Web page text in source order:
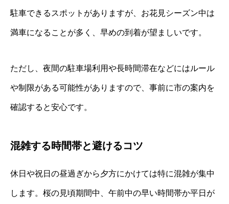
駐車できるスポットがありますが、お花見シーズン中は
満車になることが多く、早めの到着が望ましいです。
ただし、夜間の駐車場利用や長時間滞在などにはルール
や制限がある可能性がありますので、事前に市の案内を
確認すると安心です。
混雑する時間帯と避けるコツ
休日や祝日の昼過ぎから夕方にかけては特に混雑が集中
します。桜の見頃期間中、午前中の早い時間帯か平日が